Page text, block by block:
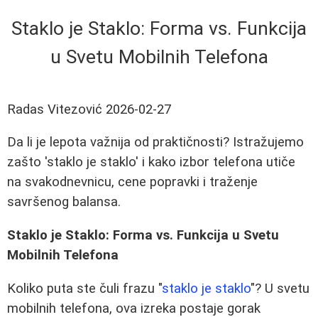
Staklo je Staklo: Forma vs. Funkcija
u Svetu Mobilnih Telefona
Radas Vitezović 2026-02-27
Da li je lepota važnija od praktičnosti? Istražujemo
zašto 'staklo je staklo' i kako izbor telefona utiče
na svakodnevnicu, cene popravki i traženje
savršenog balansa.
Staklo je Staklo: Forma vs. Funkcija u Svetu
Mobilnih Telefona
Koliko puta ste čuli frazu "staklo je staklo"? U svetu
mobilnih telefona, ova izreka postaje gorak